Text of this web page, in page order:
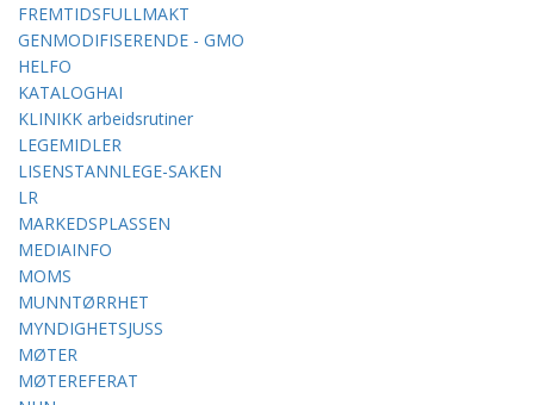
FREMTIDSFULLMAKT
GENMODIFISERENDE - GMO
HELFO
KATALOGHAI
KLINIKK arbeidsrutiner
LEGEMIDLER
LISENSTANNLEGE-SAKEN
LR
MARKEDSPLASSEN
MEDIAINFO
MOMS
MUNNTØRRHET
MYNDIGHETSJUSS
MØTER
MØTEREFERAT